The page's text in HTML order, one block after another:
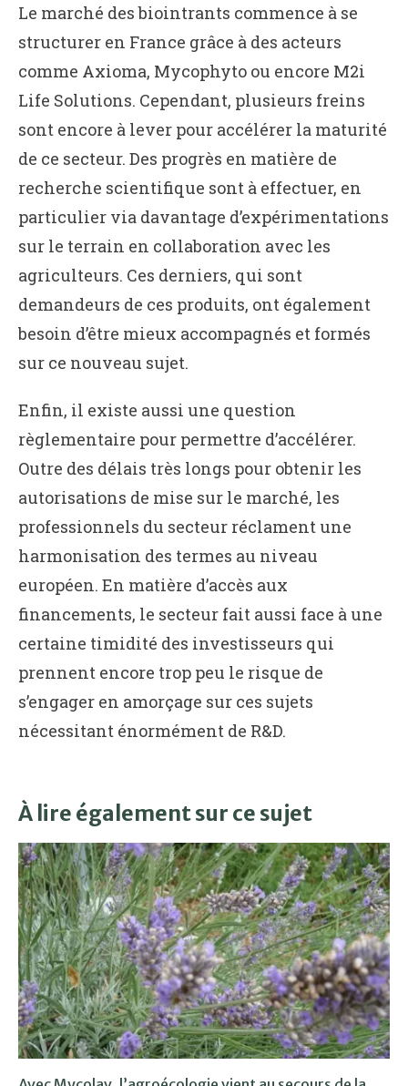
Le marché des biointrants commence à se
structurer en France grâce à des acteurs
comme Axioma, Mycophyto ou encore M2i
Life Solutions. Cependant, plusieurs freins
sont encore à lever pour accélérer la maturité
de ce secteur. Des progrès en matière de
recherche scientifique sont à effectuer, en
particulier via davantage d’expérimentations
sur le terrain en collaboration avec les
agriculteurs. Ces derniers, qui sont
demandeurs de ces produits, ont également
besoin d’être mieux accompagnés et formés
sur ce nouveau sujet.
Enfin, il existe aussi une question
règlementaire pour permettre d’accélérer.
Outre des délais très longs pour obtenir les
autorisations de mise sur le marché, les
professionnels du secteur réclament une
harmonisation des termes au niveau
européen. En matière d’accès aux
financements, le secteur fait aussi face à une
certaine timidité des investisseurs qui
prennent encore trop peu le risque de
s’engager en amorçage sur ces sujets
nécessitant énormément de R&D.
À lire également sur ce sujet